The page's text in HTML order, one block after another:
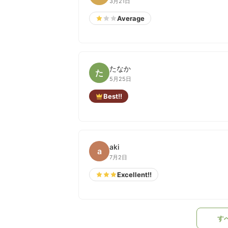
Average
た たなか
5月25日
Best!!
a aki
7月2日
Excellent!!
す